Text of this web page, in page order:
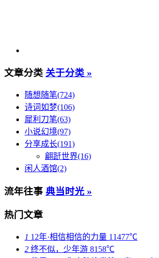
文章分类 关于分类 »
随想随笔(724)
诗词如梦(106)
犀利刀笔(63)
小说幻境(97)
分享成长(191)
翩跹世界(16)
闲人酒馆(2)
流年往事 典当时光 »
热门文章
1 12年·相信相信的力量 11477℃
2 终不似，少年游 8158℃